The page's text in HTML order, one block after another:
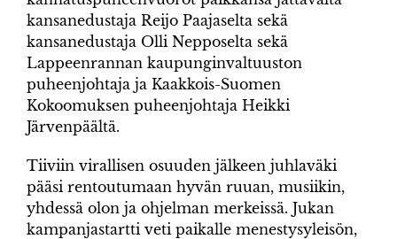
kansanedustaja Reijo Paajaselta sekä
kansanedustaja Olli Nepposelta sekä
Lappeenrannan kaupunginvaltuuston
puheenjohtaja ja Kaakkois-Suomen
Kokoomuksen puheenjohtaja Heikki
Järvenpäältä.
Tiiviin virallisen osuuden jälkeen juhlaväki
pääsi rentoutumaan hyvän ruuan, musiikin,
yhdessä olon ja ohjelman merkeissä. Jukan
kampanjastartti veti paikalle menestysyleisön,